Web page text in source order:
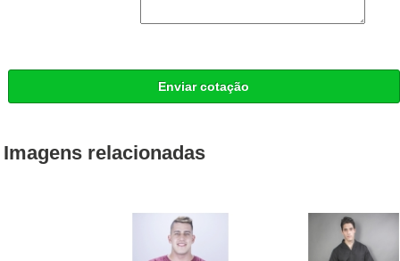
Enviar cotação
Imagens relacionadas